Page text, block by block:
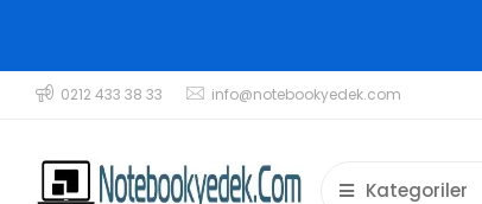
0212 433 38 33 info@notebookyedek.com
Kategoriler